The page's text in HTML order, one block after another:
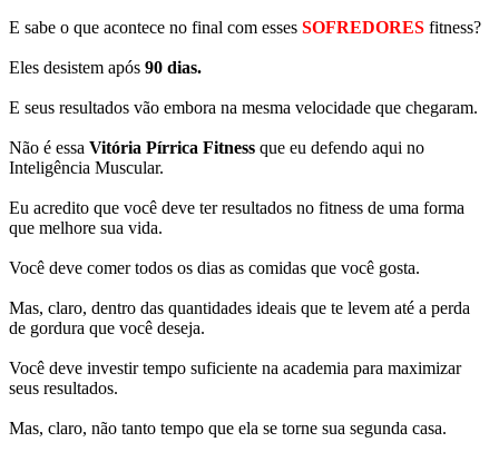
E sabe o que acontece no final com esses SOFREDORES fitness?
Eles desistem após 90 dias.
E seus resultados vão embora na mesma velocidade que chegaram.
Não é essa Vitória Pírrica Fitness que eu defendo aqui no
Inteligência Muscular.
Eu acredito que você deve ter resultados no fitness de uma forma
que melhore sua vida.
Você deve comer todos os dias as comidas que você gosta.
Mas, claro, dentro das quantidades ideais que te levem até a perda
de gordura que você deseja.
Você deve investir tempo suficiente na academia para maximizar
seus resultados.
Mas, claro, não tanto tempo que ela se torne sua segunda casa.